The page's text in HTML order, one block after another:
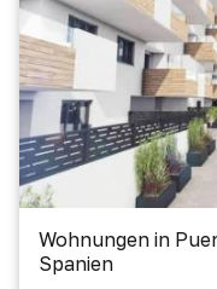
Wohnungen in
Spanien